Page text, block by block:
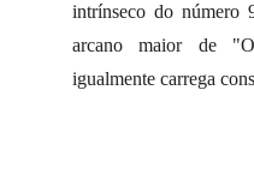
intrínseco do número
arcano maior de
igualmente carrega